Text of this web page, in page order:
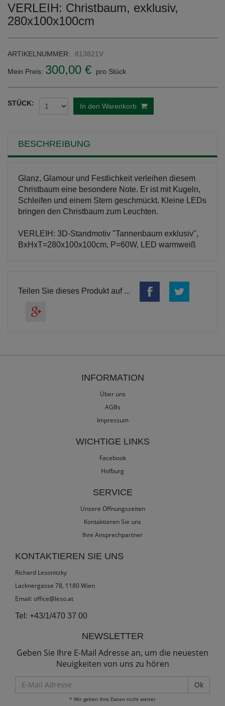
VERLEIH: Christbaum, exklusiv,
280x100x100cm
ARTIKELNUMMER: 813821V
Mein Preis: 300,00 € pro Stück
STÜCK: In den Warenkorb
BESCHREIBUNG
Glanz, Glamour und Festlichkeit verleihen diesem
Christbaum eine besondere Note. Er ist mit Kugeln,
Schleifen und einem Stern geschmückt. Kleine LEDs
bringen den Christbaum zum Leuchten.
VERLEIH: 3D-Standmotiv "Tannenbaum exklusiv",
BxHxT=280x100x100cm, P=60W, LED warmweiß
Teilen Sie dieses Produkt auf ...
INFORMATION
Über uns
AGBs
Impressum
WICHTIGE LINKS
Facebook
Hofburg
SERVICE
Unsere Öffnungszeiten
Kontaktieren Sie uns
Ihre Ansprechpartner
KONTAKTIEREN SIE UNS
Richard Lesonitzky
Lacknergasse 78, 1180 Wien
Email: office@leso.at
Tel: +43/1/470 37 00
NEWSLETTER
Geben Sie Ihre E-Mail Adresse an, um die neuesten
Neuigkeiten von uns zu hören
Mail
Adresse
* Wir geben Ihre Daten nicht weiter